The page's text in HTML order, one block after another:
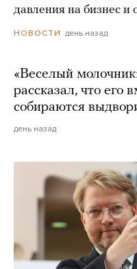
давления на бизнес и
НОВОСТИ день назад
«Веселый
рассказал, что его
собираются
день назад